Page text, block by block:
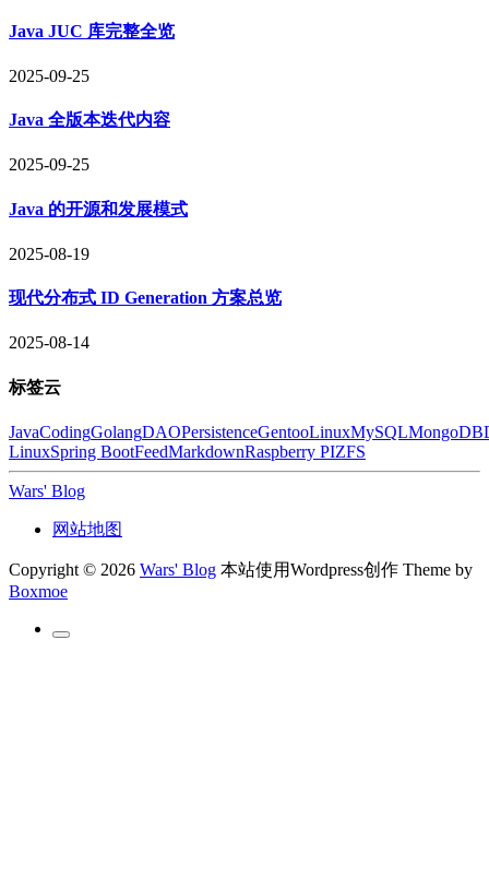
Java JUC 库完整全览
2025-09-25
Java 全版本迭代内容
2025-09-25
Java 的开源和发展模式
2025-08-19
现代分布式 ID Generation 方案总览
2025-08-14
标签云
JavaCodingGolangDAOPersistenceGentooLinuxMySQLMongoDB
LinuxSpring BootFeedMarkdownRaspberry PIZFS
Wars' Blog
网站地图
Copyright © 2026 Wars' Blog 本站使用Wordpress创作 Theme by
Boxmoe